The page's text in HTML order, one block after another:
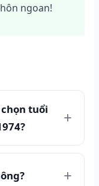
ngoan!
tuổi